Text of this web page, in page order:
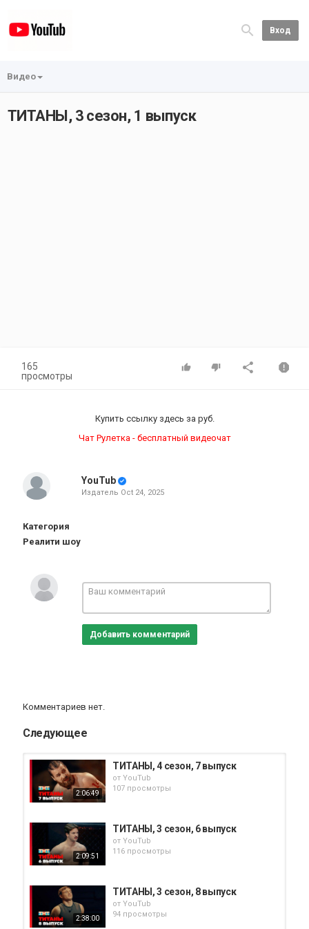
Вход
Видео
ТИТАНЫ, 3 сезон, 1 выпуск
165
просмотры
Купить ссылку здесь за руб.
Чат Рулетка - бесплатный видеочат
YouTub
Издатель Oct 24, 2025
Категория
Реалити шоу
Добавить комментарий
Комментариев нет.
Следующее
2:06:49
ТИТАНЫ, 4 сезон, 7 выпуск
от YouTub
107 просмотры
2:09:51
ТИТАНЫ, 3 сезон, 6 выпуск
от YouTub
116 просмотры
2:38:00
ТИТАНЫ, 3 сезон, 8 выпуск
от YouTub
94 просмотры